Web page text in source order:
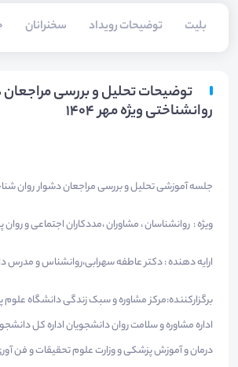
بلیت‌ توضیحات رویداد سخنرانان
توضیحات تحلیل و بررسی
روانشناختی ویژه مهر 1404
جلسه آموزشی تحلیل و بررسی مراجعان دشوار روان
ويژه : روانشناسان ، مشاوران ،مددكاران اجتماعی و
ارايه دهنده : دکتر عاطفه سهرابی،روانشناس و مدرس
برگزارکننده:مرکز مشاوره و سبک زندگی دانشگاه علوم
اداره مشاوره و سلامت روان دانشجویان اداره کل
درمان و آموزش پزشکی و وزارت علوم تحقیقات و فن